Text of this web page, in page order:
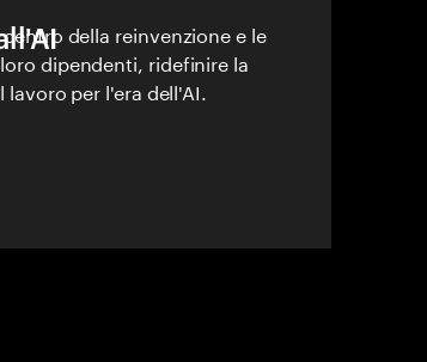
della reinvenzione e le
dipendenti, ridefinire la
per l'era dell'AI.